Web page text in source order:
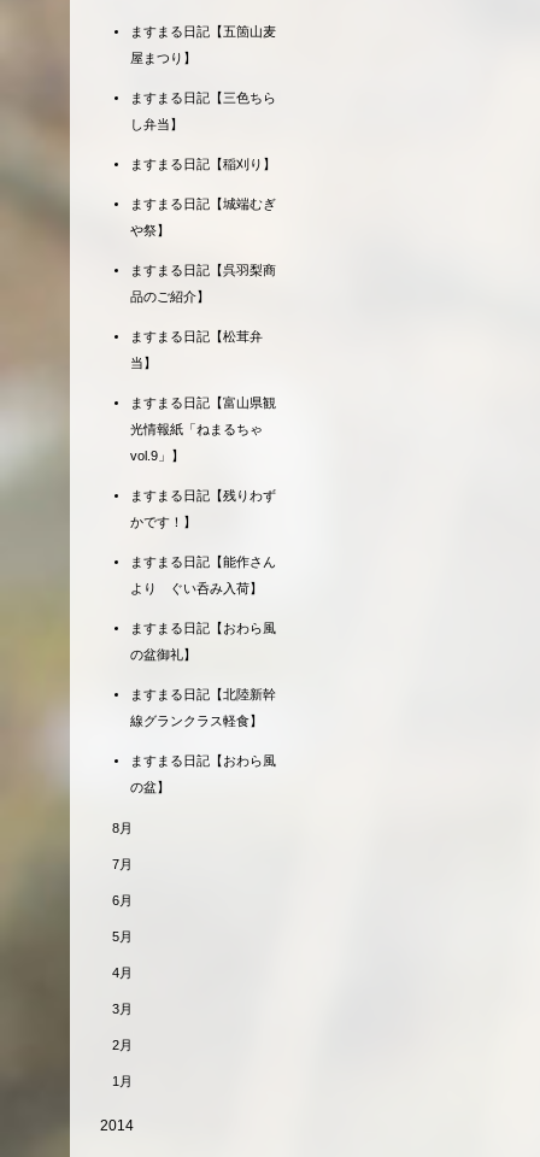
ますまる日記【五箇山麦
屋まつり】
ますまる日記【三色ちら
し弁当】
ますまる日記【稲刈り】
ますまる日記【城端むぎ
や祭】
ますまる日記【呉羽梨商
品のご紹介】
ますまる日記【松茸弁
当】
ますまる日記【富山県観
光情報紙「ねまるちゃ
vol.9」】
ますまる日記【残りわず
かです！】
ますまる日記【能作さん
より ぐい呑み入荷】
ますまる日記【おわら風
の盆御礼】
ますまる日記【北陸新幹
線グランクラス軽食】
ますまる日記【おわら風
の盆】
8月
7月
6月
5月
4月
3月
2月
1月
2014